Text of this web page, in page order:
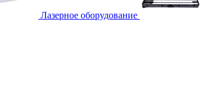
Лазерное оборудование